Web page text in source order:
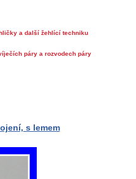
a další žehlící techniku
páry a rozvodech páry
s lemem